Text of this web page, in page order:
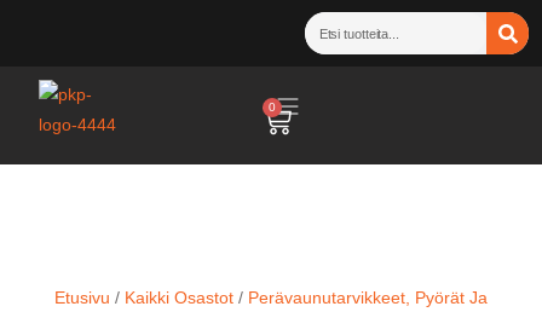
0
Etusivu / Kaikki Osastot / Perävaunutarvikkeet, Pyörät Ja